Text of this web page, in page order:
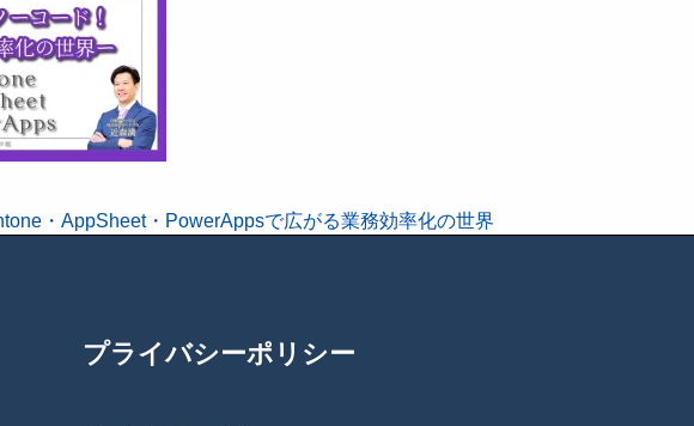
・AppSheet・PowerAppsで広がる業務効率化の世界
プライバシーポリシー